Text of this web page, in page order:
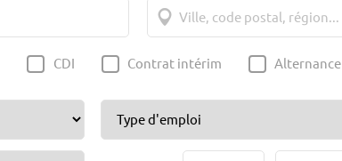
CDI Contrat intérim Alternance